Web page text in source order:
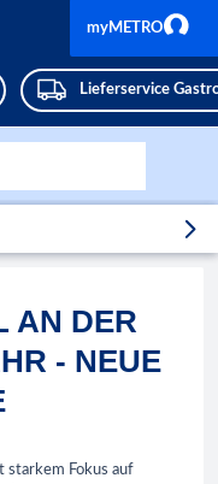
Lieferservice
myMETRO
AN DER
- NEUE
Fokus auf